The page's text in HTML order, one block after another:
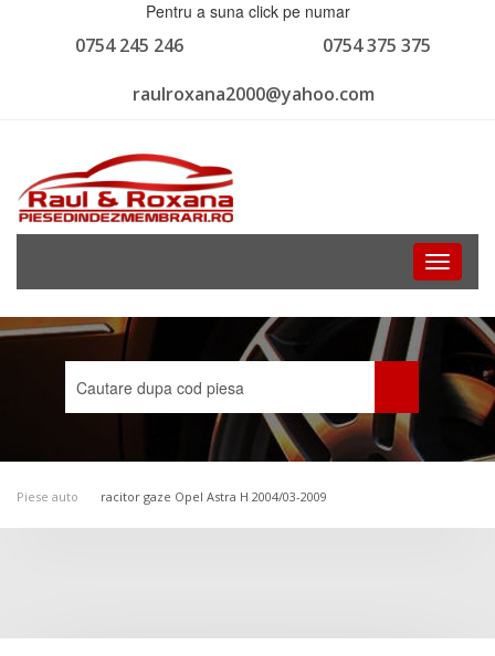
Pentru a suna click pe numar
0754 375 375
0754 245 246
raulroxana2000@yahoo.com
Toggle
Piese auto racitor gaze Opel Astra H 2004/03-2009